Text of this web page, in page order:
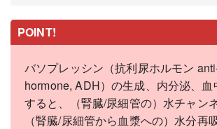
POINT!
バソプレッシン（抗利尿ホルモン
hormone, ADH）の生成、内分泌、血
すると、（腎臓/尿細管の）水チャン
（腎臓/尿細管から血漿への）水分再